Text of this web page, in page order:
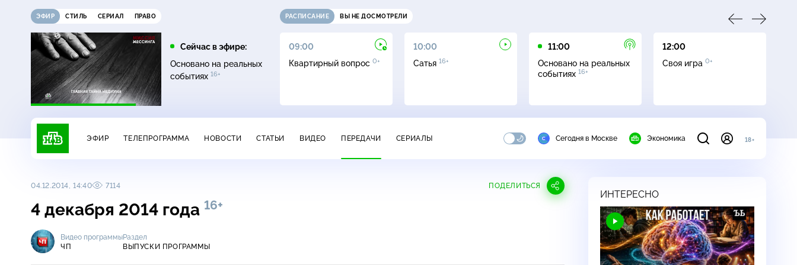
ЭФИР СТИЛЬ СЕРИАЛ ПРАВО
Сейчас в эфире:
Основано на реальных
событиях 16+
РАСПИСАНИЕ ВЫ НЕ ДОСМОТРЕЛИ
07:20
Главная дорога 16+
08:00
Живая еда 12+
09:00
Квартирный вопрос 0+
10:00
Сатья 16+
11:00
Основано на реальных
событиях 16+
12:00
Своя игра 0+
ЭФИР ТЕЛЕПРОГРАММА НОВОСТИ СТАТЬИ ВИДЕО ПЕРЕДАЧИ СЕРИАЛЫ Сегодня в Москве Экономика 18+
04.12.2014, 14:40 7114 ПОДЕЛИТЬСЯ
4 декабря 2014 года 16+
Видео программы
ЧП
Раздел
ВЫПУСКИ ПРОГРАММЫ
ИНТЕРЕСНО